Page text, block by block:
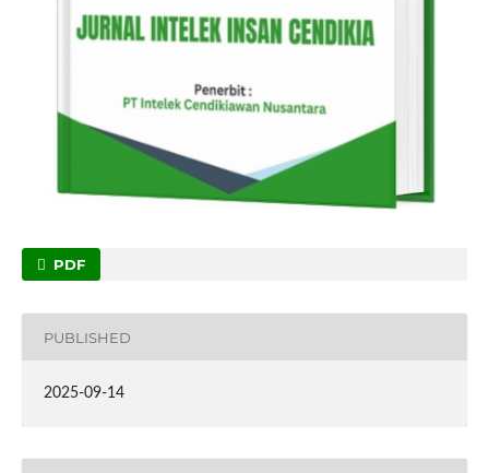
PDF
PUBLISHED
2025-09-14